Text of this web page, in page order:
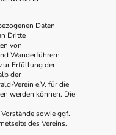
Daten
Dritte
von
Wanderführern
Erfüllung der
der
Verein e.V. für die
werden können. Die
sowie ggf.
des Vereins.